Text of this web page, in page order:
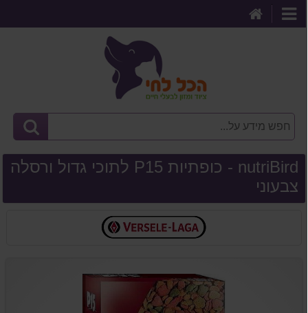
קטגוריות
nutriBird - כופתיות P15 לתוכי גדול ורסלה
צבעוני